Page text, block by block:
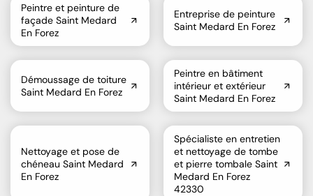
Peintre et peinture de
façade Saint Medard
En Forez
Entreprise de peinture
Saint Medard En Forez
Démoussage de toiture
Saint Medard En Forez
Peintre en bâtiment
intérieur et extérieur
Saint Medard En Forez
Nettoyage et pose de
chéneau Saint Medard
En Forez
Spécialiste en entretien
et nettoyage de tombe
et pierre tombale Saint
Medard En Forez
42330